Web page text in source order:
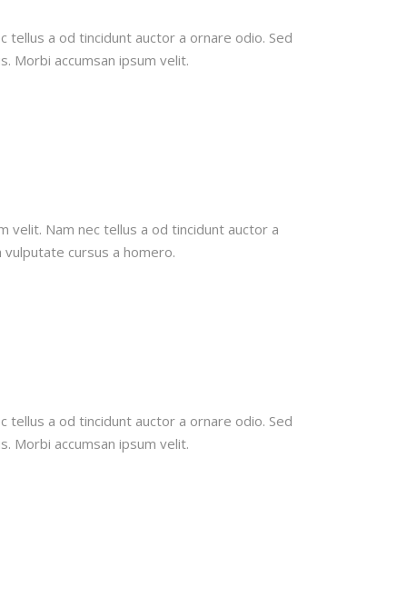
tellus a od tincidunt auctor a ornare odio. Sed
Morbi accumsan ipsum velit.
velit. Nam nec tellus a od tincidunt auctor a
cursus a homero.
tellus a od tincidunt auctor a ornare odio. Sed
Morbi accumsan ipsum velit.